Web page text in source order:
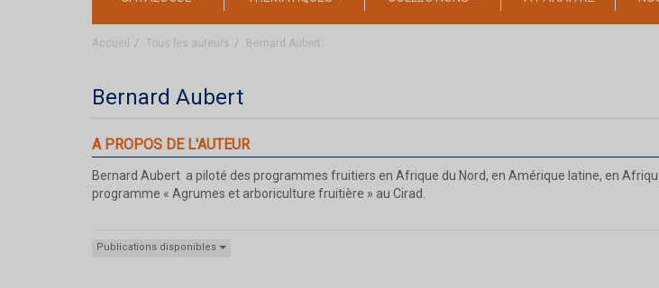
Accueil Tous les auteurs Bernard Aubert
Bernard Aubert
A PROPOS DE L'AUTEUR
Bernard Aubert a piloté des programmes fruitiers en Afrique du Nord, en Amérique latine, en
programme « Agrumes et arboriculture fruitière » au Cirad.
Publications disponibles